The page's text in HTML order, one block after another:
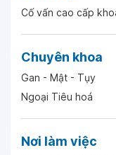
Cố vấn cao cấp
Chuyên khoa
Gan - Mật - Tụy
Ngoại Tiêu hoá
Nơi làm việc